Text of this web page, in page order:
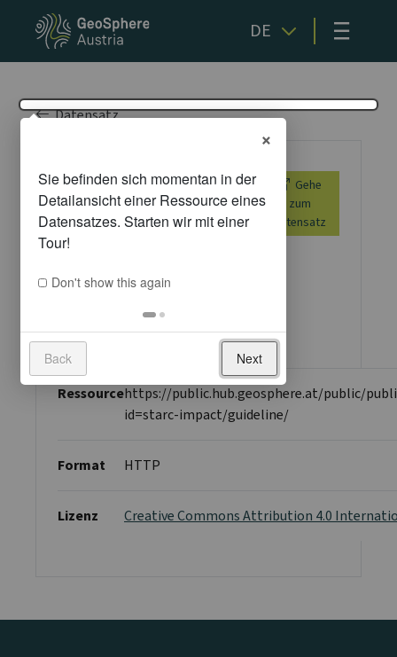
DE ≡
Datensatz
Massendownload
über HTTP-
Dateiliste
Gehe
zum
Datensatz
Metadaten
Ressourcehttps://public.hub.geosphere.at/public/
id=starc-impact/guideline/
Format HTTP
Lizenz Creative Commons Attribution 4.0
×
Don't show this again
Back Next